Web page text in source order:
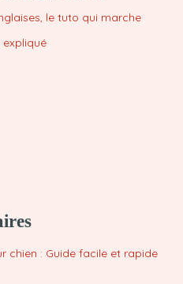
le tuto qui marche
expliqué
chien : Guide facile et rapide